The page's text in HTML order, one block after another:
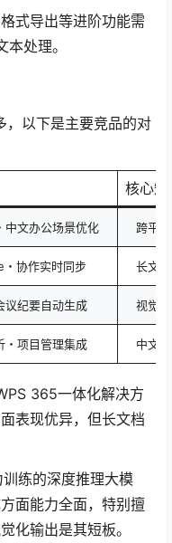
式导出等进阶功能需
处理。
以下是主要竞品的对
核心短
中文办公场景优化 跨平
协作实时同步 长文
议纪要自动生成 视觉
・项目管理集成 中文
365一体化解决方
表现优异，但长文档
练的深度推理大模
面能力全面，特别擅
化输出是其短板。